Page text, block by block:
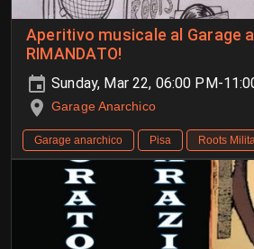
Aperitivo musicale al Garage
RIMANDATO!
Sunday, Mar 22, 06:00 PM-
Garage Anarchico
Garage anarchico Pisa Roots